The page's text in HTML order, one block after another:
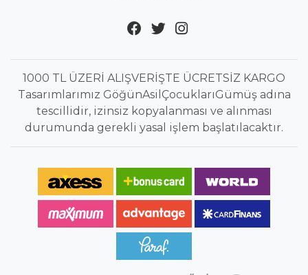
1000 TL ÜZERİ ALIŞVERİŞTE ÜCRETSİZ KARGO
Tasarımlarımız GöğünAsilÇocuklarıGümüş adına
tescillidir, izinsiz kopyalanması ve alınması
durumunda gerekli yasal işlem başlatılacaktır.